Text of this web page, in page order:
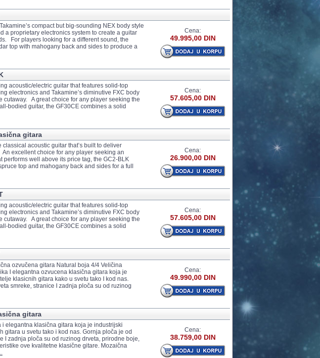
compact but big-sounding NEX body style
a proprietary electronics system to create a guitar
For players looking for a different sound, the
top with mahogany back and sides to produce a
Cena:
49.995,00 DIN
acoustic/electric guitar that features solid-top
electronics and Takamine’s diminutive FXC body
cutaway. A great choice for any player seeking the
bodied guitar, the GF30CE combines a solid
Cena:
57.605,00 DIN
gitara
classical acoustic guitar that’s built to deliver
excellent choice for any player seeking an
performs well above its price tag, the GC2-BLK
top and mahogany back and sides for a full
Cena:
26.900,00 DIN
acoustic/electric guitar that features solid-top
electronics and Takamine’s diminutive FXC body
cutaway. A great choice for any player seeking the
bodied guitar, the GF30CE combines a solid
Cena:
57.605,00 DIN
ozvučena gitara Natural boja 4/4 Veličina
I elegantna ozvucena klasična gitara koja je
klasicnih gitara kako u svetu tako I kod nas.
smreke, stranice I zadnja ploča su od ruzinog
Cena:
49.990,00 DIN
gitara
i elegantna klasična gitara koja je industrijski
gitara u svetu tako i kod nas. Gornja ploča je od
I zadnja ploča su od ruzinog drveta, prirodne boje,
ove kvalitetne klasične gitare. Mozaična
Cena:
38.759,00 DIN